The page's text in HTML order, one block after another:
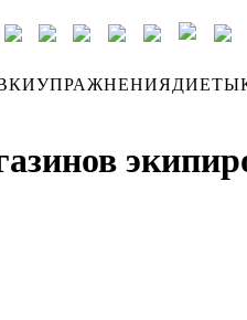
УПРАЖНЕНИЯДИЕТЫ